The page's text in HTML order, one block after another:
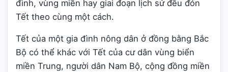
đình, vùng miền hay giai đoạn lịch sử đều đón
Tết theo cùng một cách.
Tết của một gia đình nông dân ở đồng bằng Bắc
Bộ có thể khác với Tết của cư dân vùng biển
miền Trung, người dân Nam Bộ, cộng đồng miền